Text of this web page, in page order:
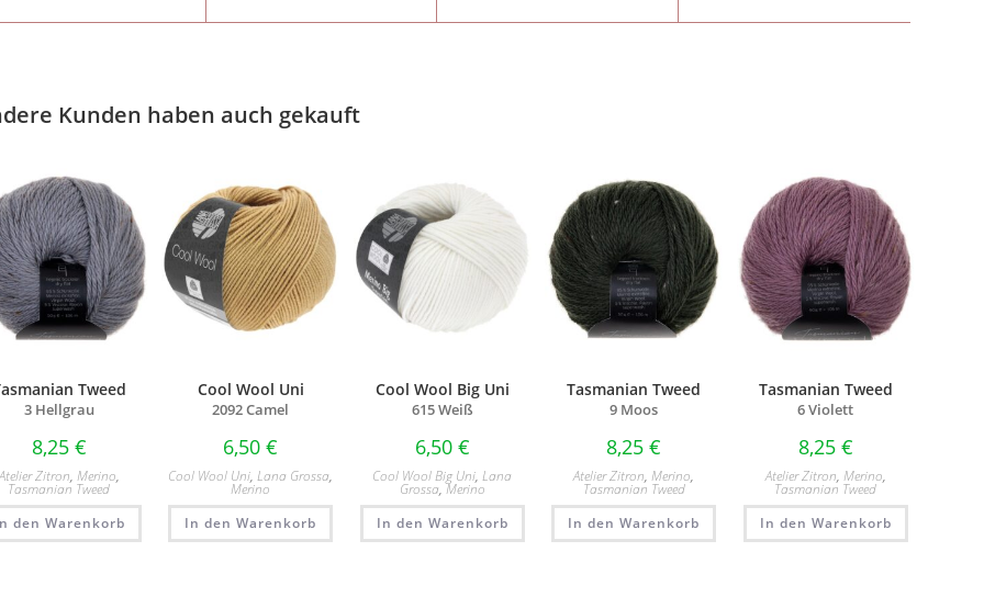
Kunden haben auch gekauft
Tweed
3 Hellgrau
8,25 €
Zitron, Merino,
Tasmanian Tweed
den Warenkorb
Cool Wool Uni
2092 Camel
6,50€
Cool Wool Uni,Lana Grossa,
Merino
In den Warenkorb
Cool Wool Big Uni
615 Weiß
6,50 €
Cool Wool Big Uni,Lana
Grossa,Merino
In den Warenkorb
Tasmanian Tweed
9 Moos
8,25€
Atelier Zitron,Merino,
Tasmanian Tweed
In den Warenkorb
Tasmanian Tweed
6 Violett
8,25 €
Atelier Zitron, Merino,
Tasmanian Tweed
In den Warenkorb